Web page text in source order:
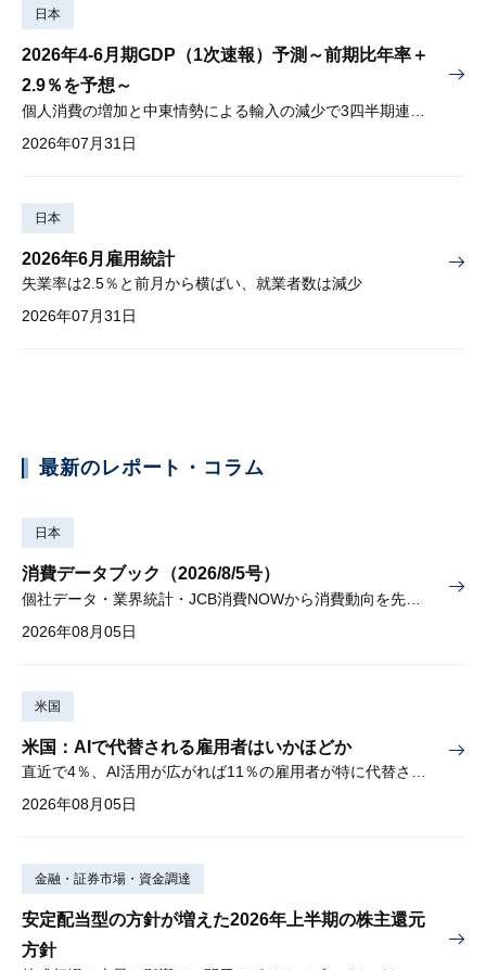
日本
2026年4-6月期GDP（1次速報）予測～前期比年率＋
2.9％を予想～
2026年07月31日
日本
2026年6月雇用統計
失業率は2.5％と前月から横ばい、就業者数は減少
2026年07月31日
最新のレポート・コラム
日本
消費データブック（2026/8/5号）
2026年08月05日
米国
米国：AIで代替される雇用者はいかほどか
直近で4％、AI活用が広がれば11％の雇用者が特に代替されやすい
2026年08月05日
金融・証券市場・資金調達
安定配当型の方針が増えた2026年上半期の株主還元
方針